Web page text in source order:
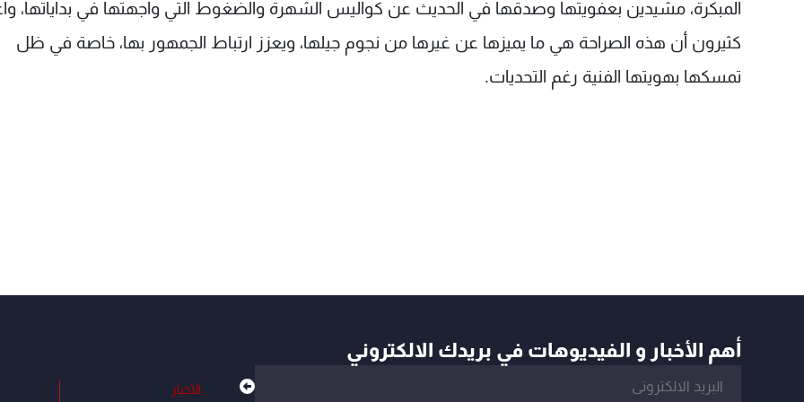
المبكرة، مشيدين بعفويتها وصدقها في الحديث عن كواليس الشهرة والضغوط التي واجهتها في بداياتها،
كثيرون أن هذه الصراحة هي ما يميزها عن غيرها من نجوم جيلها، ويعزز ارتباط الجمهور بها، خاصة في ظل
تمسكها بهويتها الفنية رغم التحديات.
أهم الأخبار و الفيديوهات في بريدك الالكتروني
الأخبار